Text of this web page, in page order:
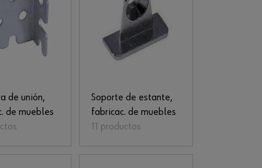
de unión,
de muebles
Soporte de estante,
fabricac. de muebles
11 productos